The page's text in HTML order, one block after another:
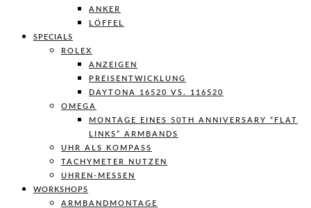
ANKER
LÖFFEL
SPECIALS
ROLEX
ANZEIGEN
PREISENTWICKLUNG
DAYTONA 16520 VS. 116520
OMEGA
MONTAGE EINES 50TH ANNIVERSARY “FLAT
LINKS” ARMBANDS
UHR ALS KOMPASS
TACHYMETER NUTZEN
UHREN-MESSEN
WORKSHOPS
ARMBANDMONTAGE